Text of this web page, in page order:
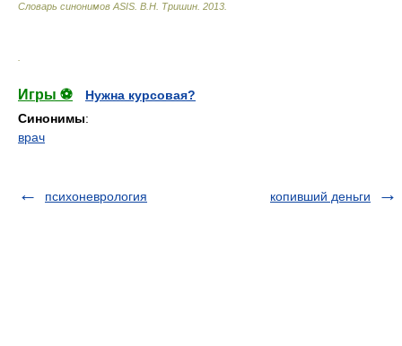
Словарь синонимов ASIS. В.Н. Тришин 2013
Игры ⚽
Нужна курсовая?
Синонимы:
врач
психоневрология копивший деньги